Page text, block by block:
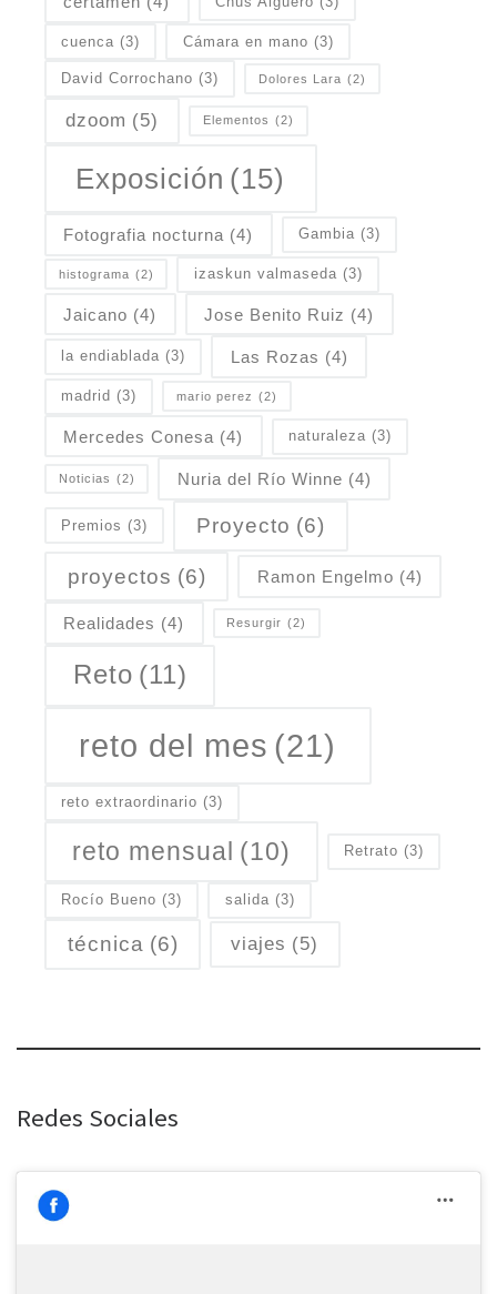
cuenca (3) Cámara en mano (3)
David Corrochano (3) Dolores Lara (2)
dzoom (5) Elementos (2)
Exposición (15)
Fotografia nocturna (4) Gambia (3)
histograma (2) izaskun valmaseda (3)
Jaicano (4) Jose Benito Ruiz (4)
la endiablada (3) Las Rozas (4)
madrid (3) mario perez (2)
Mercedes Conesa (4) naturaleza (3)
Noticias (2) Nuria del Río Winne (4)
Premios (3) Proyecto (6)
proyectos (6) Ramon Engelmo (4)
Realidades (4) Resurgir (2)
Reto (11)
reto del mes (21)
reto extraordinario (3)
reto mensual (10) Retrato (3)
Rocío Bueno (3) salida (3)
técnica (6) viajes (5)
Redes Sociales